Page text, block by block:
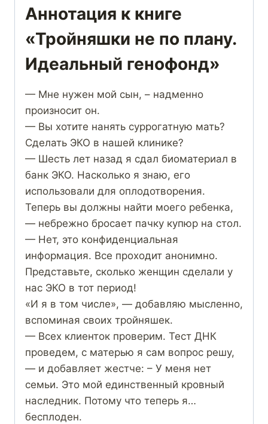
Аннотация к книге
«Тройняшки не по плану.
Идеальный генофонд»
— Мне нужен мой сын, – надменно
произносит он.
— Вы хотите нанять суррогатную мать?
Сделать ЭКО в нашей клинике?
— Шесть лет назад я сдал биоматериал в
банк ЭКО. Насколько я знаю, его
использовали для оплодотворения.
Теперь вы должны найти моего ребенка,
— небрежно бросает пачку купюр на стол.
— Нет, это конфиденциальная
информация. Все проходит анонимно.
Представьте, сколько женщин сделали у
нас ЭКО в тот период!
«И я в том числе», — добавляю мысленно,
вспоминая своих тройняшек.
— Всех клиенток проверим. Тест ДНК
проведем, с матерью я сам вопрос решу,
— и добавляет жестче: – У меня нет
семьи. Это мой единственный кровный
наследник. Потому что теперь я…
бесплоден.